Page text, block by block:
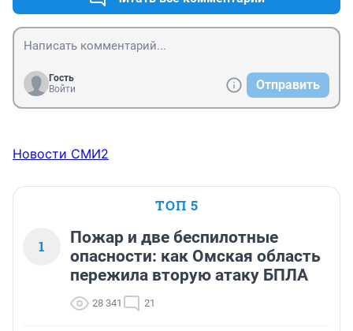
Гость
Войти
Отправить
Новости СМИ2
ТОП 5
1
Пожар и две беспилотные
опасности: как Омская область
пережила вторую атаку БПЛА
28 341 21